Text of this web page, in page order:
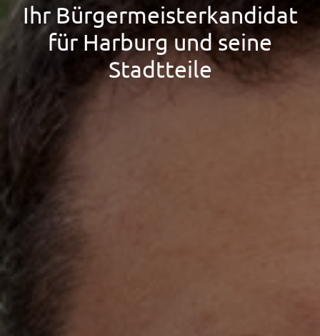
Ihr Bürgermeisterkandidat
für Harburg und seine
Stadtteile